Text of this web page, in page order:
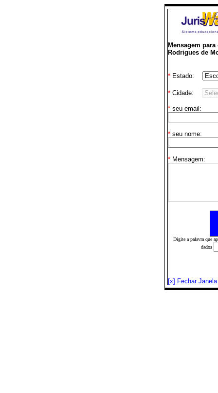
Mensagem
Rodrigues de
*Estado:
*Cidade:
*seu email:
*seu nome:
*Mensagem:
Digite a palavra que
dados
[x] Fechar Janela